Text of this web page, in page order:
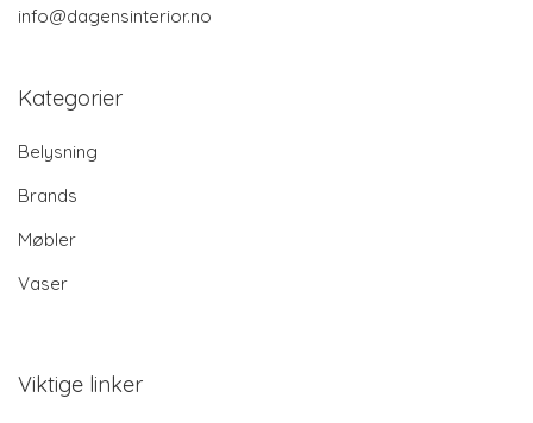
info@dagensinterior.no
Kategorier
Belysning
Brands
Møbler
Vaser
Viktige linker